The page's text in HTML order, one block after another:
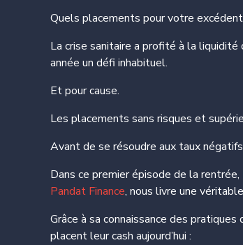
Quels placements pour votre
La crise sanitaire a profité à la
année un défi inhabituel.
Et pour cause.
Les placements sans risques et
Avant de se résoudre aux taux
Dans ce premier épisode de la rentrée,
Pandat Finance, nous livre une
Grâce à sa connaissance des
placent leur cash aujourd’hui :